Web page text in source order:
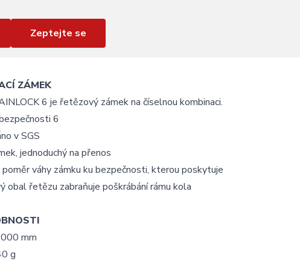
Zeptejte se
ZÁMEK
6 je řetězový zámek na číselnou kombinaci.
6
v SGS
jednoduchý na přenos
váhy zámku ku bezpečnosti, kterou poskytuje
obal řetězu zabraňuje poškrábání rámu kola
mm
g